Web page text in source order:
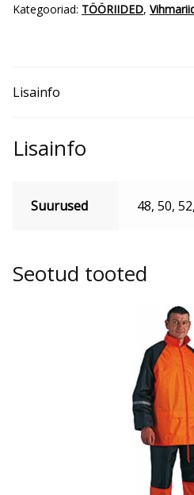
Kategooriad: TÖÖRIIDED,
Lisainfo
Lisainfo
Suurused 48, 50,
Seotud tooted